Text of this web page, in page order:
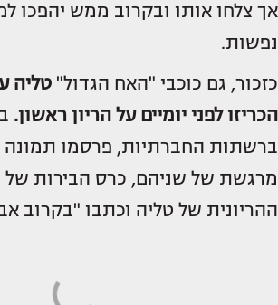
אך צלחו אותו ובקרוב ממש
נפשות.
כזכור, גם כוכבי "האח הגדול" טליה
הכריזו לפני יומיים על הריון ראשון.
ברשתות החברתיות, פרסמו תמונה
מרגשת של שניהם, כרס הבירות של
ההריונית של טליה וכתבו "בקרוב